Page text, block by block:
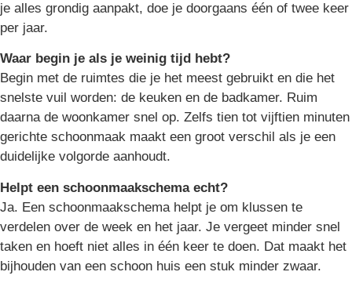
je alles grondig aanpakt, doe je doorgaans één of twee keer
per jaar.
Waar begin je als je weinig tijd hebt?
Begin met de ruimtes die je het meest gebruikt en die het
snelste vuil worden: de keuken en de badkamer. Ruim
daarna de woonkamer snel op. Zelfs tien tot vijftien minuten
gerichte schoonmaak maakt een groot verschil als je een
duidelijke volgorde aanhoudt.
Helpt een schoonmaakschema echt?
Ja. Een schoonmaakschema helpt je om klussen te
verdelen over de week en het jaar. Je vergeet minder snel
taken en hoeft niet alles in één keer te doen. Dat maakt het
bijhouden van een schoon huis een stuk minder zwaar.